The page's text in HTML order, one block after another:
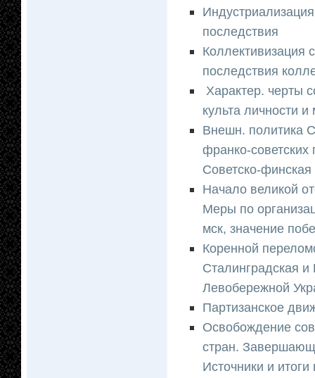
последствия
Коллективизация
последствия
Характер. черты
культа личности
Внешн. политика
франко-советских
Советско-
Начало великой
Меры по
мск, значение
Коренной
Сталинградская
Левобережной
Партизанское
Освобождение
стран.
Источники и